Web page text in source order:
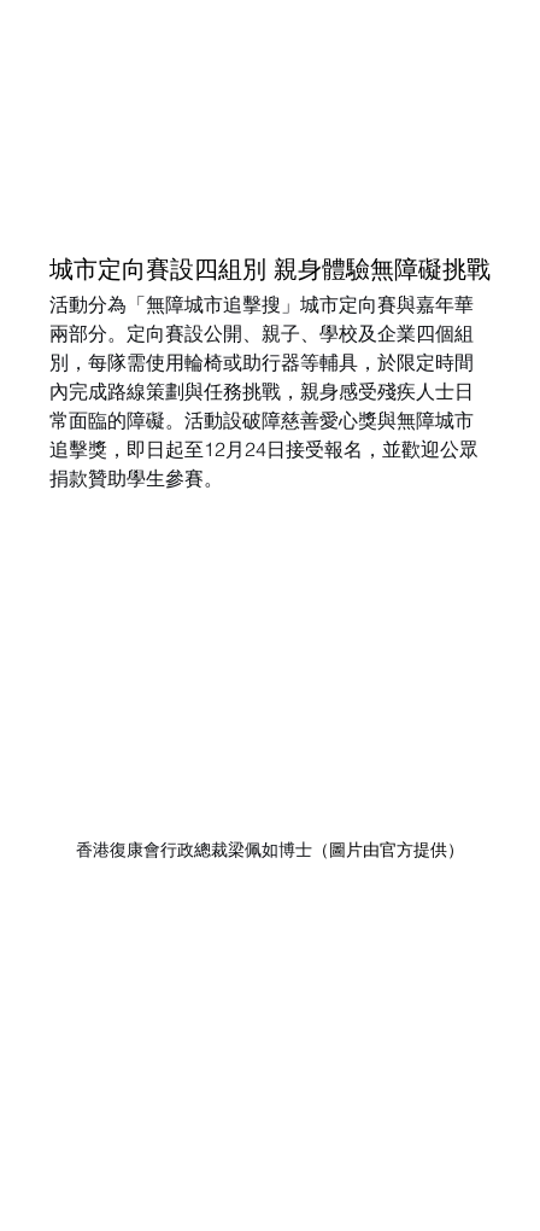
城市定向賽設四組別 親身體驗無障礙挑戰
活動分為「無障城市追擊搜」城市定向賽與嘉年華
兩部分。定向賽設公開、親子、學校及企業四個組
別，每隊需使用輪椅或助行器等輔具，於限定時間
內完成路線策劃與任務挑戰，親身感受殘疾人士日
常面臨的障礙。活動設破障慈善愛心獎與無障城市
追擊獎，即日起至12月24日接受報名，並歡迎公眾
捐款贊助學生參賽。
香港復康會行政總裁梁佩如博士 （圖片由官方提供）